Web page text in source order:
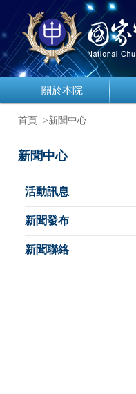
關於本院
首頁 >新聞中心
新聞中心
活動訊息
新聞發布
新聞聯絡